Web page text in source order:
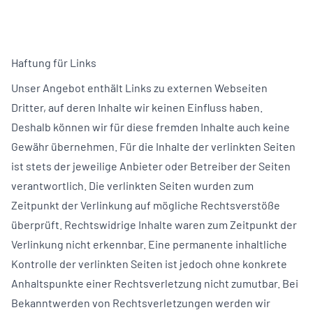
Haftung für Links
Unser Angebot enthält Links zu externen Webseiten
Dritter, auf deren Inhalte wir keinen Einfluss haben.
Deshalb können wir für diese fremden Inhalte auch keine
Gewähr übernehmen. Für die Inhalte der verlinkten Seiten
ist stets der jeweilige Anbieter oder Betreiber der Seiten
verantwortlich. Die verlinkten Seiten wurden zum
Zeitpunkt der Verlinkung auf mögliche Rechtsverstöße
überprüft. Rechtswidrige Inhalte waren zum Zeitpunkt der
Verlinkung nicht erkennbar. Eine permanente inhaltliche
Kontrolle der verlinkten Seiten ist jedoch ohne konkrete
Anhaltspunkte einer Rechtsverletzung nicht zumutbar. Bei
Bekanntwerden von Rechtsverletzungen werden wir